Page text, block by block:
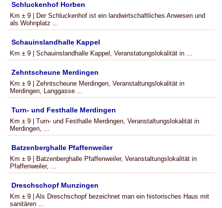
Schluckenhof Horben
Km ± 9 | Der Schluckenhof ist ein landwirtschaftliches Anwesen und
als Wohnplatz ...
Schauinslandhalle Kappel
Km ± 9 | Schauinslandhalle Kappel, Veranstatungslokalität in ...
Zehntscheune Merdingen
Km ± 9 | Zehntscheune Merdingen, Veranstaltungslokalität in
Merdingen, Langgasse ...
Turn- und Festhalle Merdingen
Km ± 9 | Turn- und Festhalle Merdingen, Veranstaltungslokalität in
Merdingen, ...
Batzenberghalle Pfaffenweiler
Km ± 9 | Batzenberghalle Pfaffenweiler, Veranstaltungslokalität in
Pfaffenweiler, ...
Dreschschopf Munzingen
Km ± 9 | Als Dreschschopf bezeichnet man ein historisches Haus mit
sanitären ...